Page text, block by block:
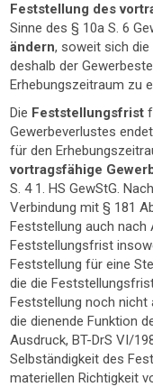
Feststellung des
Sinne des § 10a S. 6
ändern, soweit sich die
deshalb der
Erhebungszeitraum zu
Die Feststellungsfrist
Gewerbeverlustes
für den
vortragsfähige
S. 4 1. HS GewStG.
Verbindung mit § 181
Feststellung auch nach
Feststellungsfrist
Feststellung für eine
die die
Feststellung noch nicht
die dienende Funktion
Ausdruck, BT-DrS VI/
Selbständigkeit des
materiellen Richtigkeit